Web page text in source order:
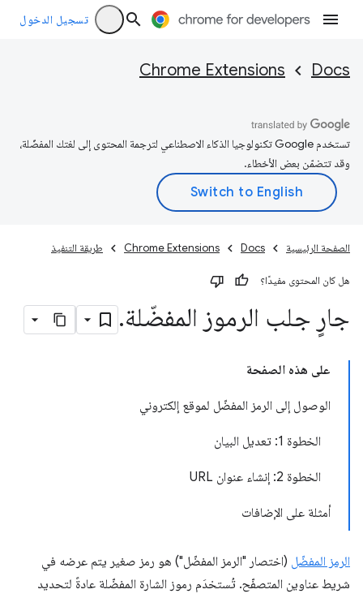
تسجيل الدخول
Docs
Chrome Extensions
تستخدم Google تكنولوجيا الذكاء الاصطناعي لترجمة المحتوى إلى لغتك المفضّلة،
وقد تتضمّن بعض الأخطاء.
الصفحة الرئيسية Docs
Chrome Extensions طريقة التنفيذ
هل كان المحتوى مفيدًا؟
جارٍ جلب الرموز المفضّلة.
على هذه الصفحة
الوصول إلى الرمز المفضّل لموقع إلكتروني
الخطوة 1: تعديل البيان
الخطوة 2: إنشاء عنوان URL
أمثلة على الإضافات
الرمز المفضّل (اختصار "الرمز المفضّل") هو رمز صغير يتم عرضه في
شريط عناوين المتصفّح. تُستخدَم رموز الشارة المفضّلة عادةً لتحديد